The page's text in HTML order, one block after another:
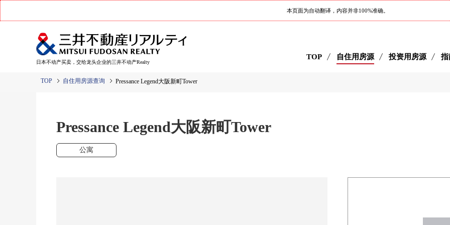
本页面为自动翻译，内容并非100%准确。
日本不动产买卖，交给龙头企业的三井不动产Realty
TOP 自住用房源 投资用房源 指
TOP 自住用房源查询 Pressance Legend大阪新町Tower
Pressance Legend大阪新町Tower
公寓